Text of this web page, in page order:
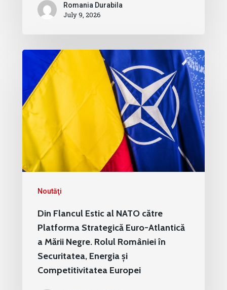
Romania Durabila
July 9, 2026
Noutăţi
Din Flancul Estic al NATO către
Platforma Strategică Euro-Atlantică
a Mării Negre. Rolul României în
Securitatea, Energia și
Competitivitatea Europei